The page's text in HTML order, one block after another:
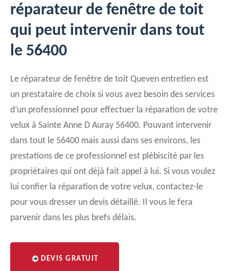
réparateur de fenêtre de toit
qui peut intervenir dans tout
le 56400
Le réparateur de fenêtre de toit Queven entretien est
un prestataire de choix si vous avez besoin des services
d’un professionnel pour effectuer la réparation de votre
velux à Sainte Anne D Auray 56400. Pouvant intervenir
dans tout le 56400 mais aussi dans ses environs, les
prestations de ce professionnel est plébiscité par les
propriétaires qui ont déjà fait appel à lui. Si vous voulez
lui confier la réparation de votre velux, contactez-le
pour vous dresser un devis détaillé. Il vous le fera
parvenir dans les plus brefs délais.
DEVIS GRATUIT